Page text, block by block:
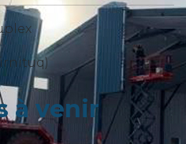
à venir